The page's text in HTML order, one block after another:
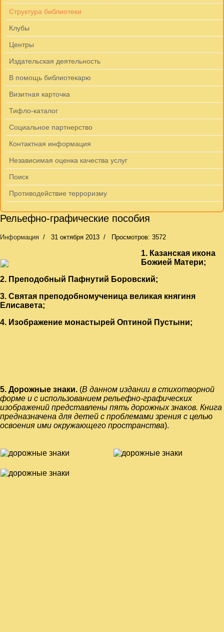
Структура библиотеки
Клубы
Центры
Издательская деятельность
В помощь библиотекарю
Визитная карточка
Тифло-каталог
Социальное партнерство
Контактная информация
Независимая оценка качества услуг
Поиск
Противодействие терроризму
Рельефно-графические пособия
Информация 31 октября 2013 Просмотров: 3572
1. Казанская икона
Божией Матери;
2. Преподобный Пафнутий Боровский;
3. Святая преподобномученица великая княгиня
Елисавета;
4. Изображение монастырей Оптиной Пустыни;
5. Дорожные знаки. (В данном издании в стихотворной
форме и с использованием рельефно-графических
изображений представлены пять дорожных знаков. Книга
предназначена для детей с проблемами зрения с целью
освоения ими окружающего пространства).